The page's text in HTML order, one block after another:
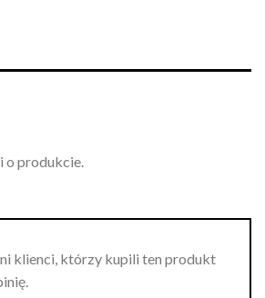
o produkcie.
klienci, którzy kupili ten produkt